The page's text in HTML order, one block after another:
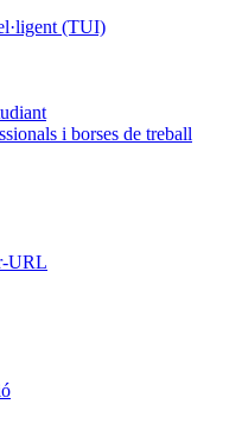
(TUI)
i borses de treball
URL